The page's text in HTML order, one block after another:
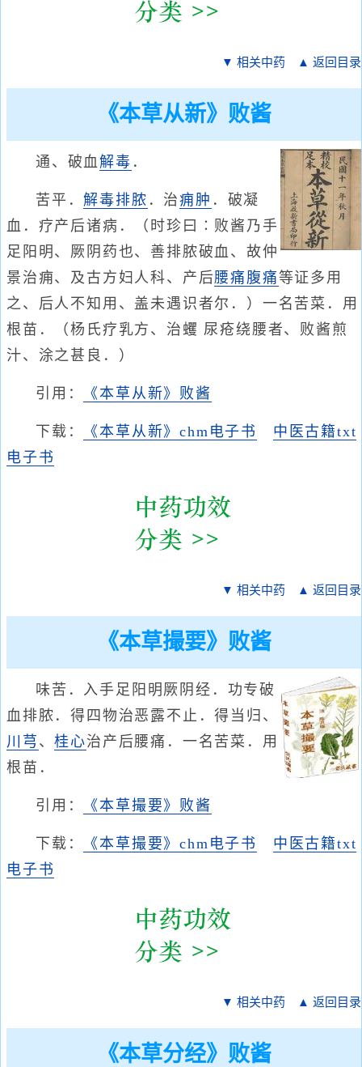
▼ 相关中药 ▲ 返回目录
《本草从新》败酱
通、破血解毒 ．
苦平．解毒排脓 ．治痈肿 ．破凝
血．疗产后诸病．（时珍曰∶败酱乃手
足阳明、厥阴药也、善排脓破血、故仲
景治痈、及古方妇人科、产后腰痛 腹痛等证多用
之、后人不知用、盖未遇识者尔．）一名苦菜．用
根苗．（杨氏疗乳方、治蠼 尿疮绕腰者、败酱煎
汁、涂之甚良．）
引用： 《本草从新》败酱
下载： 《本草从新》chm电子书
中医古籍txt
电子书
▼ 相关中药 ▲ 返回目录
《本草撮要》败酱
味苦．入手足阳明厥阴经．功专破
血排脓．得四物治恶露不止．得当归、
川芎 、桂心治产后腰痛．一名苦菜．用
根苗．
引用： 《本草撮要》败酱
下载： 《本草撮要》chm电子书
中医古籍txt
电子书
▼ 相关中药 ▲ 返回目录
《本草分经》败酱